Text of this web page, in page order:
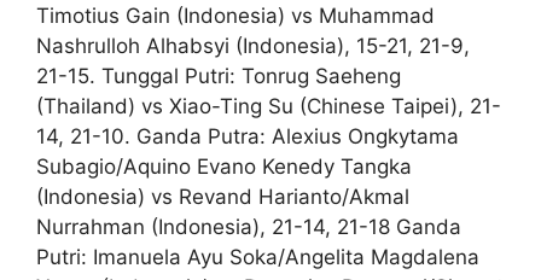
Timotius Gain (Indonesia) vs Muhammad
Nashrulloh Alhabsyi (Indonesia), 15-21, 21-9,
21-15. Tunggal Putri: Tonrug Saeheng
(Thailand) vs Xiao-Ting Su (Chinese Taipei), 21-
14, 21-10. Ganda Putra: Alexius Ongkytama
Subagio/Aquino Evano Kenedy Tangka
(Indonesia) vs Revand Harianto/Akmal
Nurrahman (Indonesia), 21-14, 21-18 Ganda
Putri: Imanuela Ayu Soka/Angelita Magdalena